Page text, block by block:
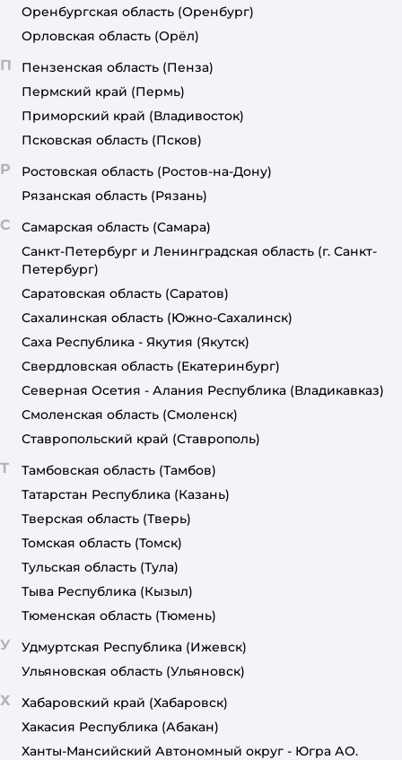
Оренбургская область (Оренбург)
Орловская область (Орёл)
П Пензенская область (Пенза)
Пермский край (Пермь)
Приморский край (Владивосток)
Псковская область (Псков)
Р Ростовская область (Ростов-на-Дону)
Рязанская область (Рязань)
С Самарская область (Самара)
Санкт-Петербург и Ленинградская область (г. Санкт-
Петербург)
Саратовская область (Саратов)
Сахалинская область (Южно-Сахалинск)
Саха Республика - Якутия (Якутск)
Свердловская область (Екатеринбург)
Северная Осетия - Алания Республика (Владикавказ)
Смоленская область (Смоленск)
Ставропольский край (Ставрополь)
Т Тамбовская область (Тамбов)
Татарстан Республика (Казань)
Тверская область (Тверь)
Томская область (Томск)
Тульская область (Тула)
Тыва Республика (Кызыл)
Тюменская область (Тюмень)
У Удмуртская Республика (Ижевск)
Ульяновская область (Ульяновск)
Х Хабаровский край (Хабаровск)
Хакасия Республика (Абакан)
Ханты-Мансийский Автономный округ - Югра АО.